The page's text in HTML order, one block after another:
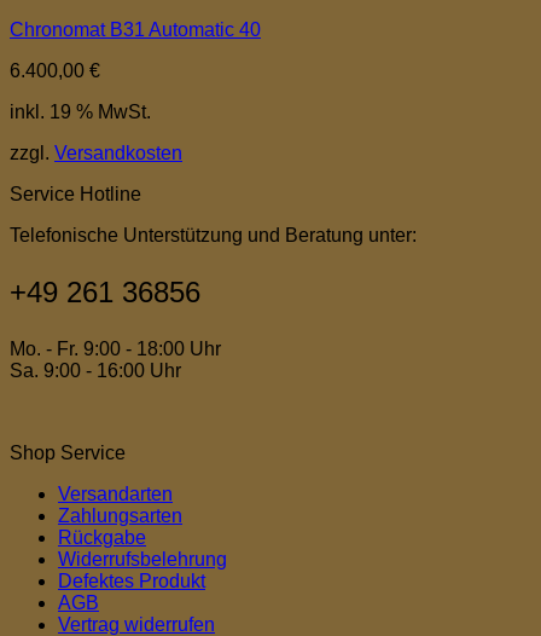
Chronomat B31 Automatic 40
6.400,00 €
inkl. 19 % MwSt.
zzgl. Versandkosten
Service Hotline
Telefonische Unterstützung und Beratung unter:
+49 261 36856
Mo. - Fr. 9:00 - 18:00 Uhr
Sa. 9:00 - 16:00 Uhr
Shop Service
Versandarten
Zahlungsarten
Rückgabe
Widerrufsbelehrung
Defektes Produkt
AGB
Vertrag widerrufen